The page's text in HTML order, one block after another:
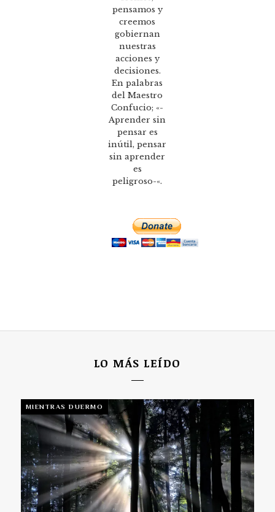
pensamos y
creemos
gobiernan
nuestras
acciones y
decisiones.
En palabras
del Maestro
Confucio; «-
Aprender sin
pensar es
inútil, pensar
sin aprender
es
peligroso-«.
LO MÁS LEÍDO
MIENTRAS DUERMO